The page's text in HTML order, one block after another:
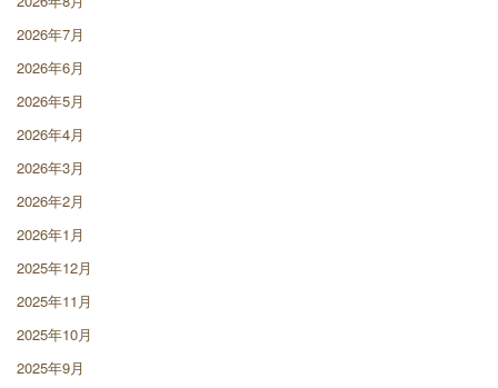
2026年7月
2026年6月
2026年5月
2026年4月
2026年3月
2026年2月
2026年1月
2025年12月
2025年11月
2025年10月
2025年9月